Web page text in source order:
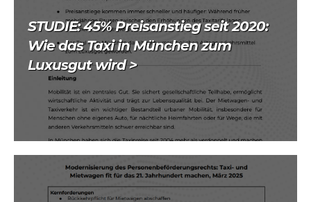
STUDIE: 45% Preisanstieg seit 2020:
Wie das Taxi in München zum
Luxusgut wird >